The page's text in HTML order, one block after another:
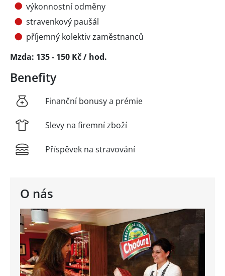
O nás
výkonnostní odměny
stravenkový paušál
příjemný kolektiv zaměstnanců
Mzda: 135 - 150 Kč / hod.
Benefity
Finanční bonusy a prémie
Slevy na firemní zboží
Příspěvek na stravování